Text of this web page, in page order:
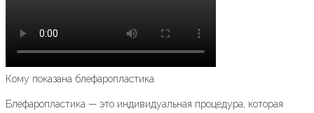
Кому показана блефаропластика
Блефаропластика — это индивидуальная процедура, которая